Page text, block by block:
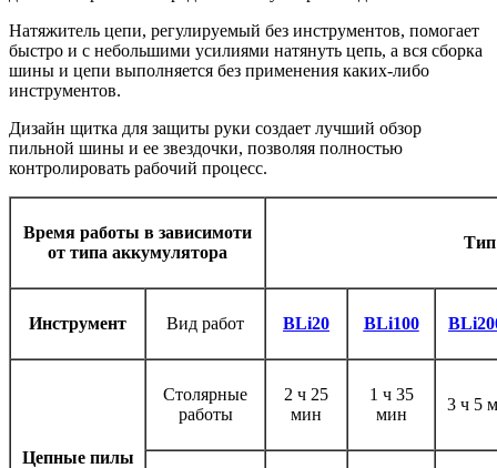
Натяжитель цепи, регулируемый без инструментов, помогает
быстро и с небольшими усилиями натянуть цепь, а вся сборка
шины и цепи выполняется без применения каких-либо
инструментов.
Дизайн щитка для защиты руки создает лучший обзор
пильной шины и ее звездочки, позволяя полностью
контролировать рабочий процесс.
Время работы в зависимоти
от типа аккумулятора
Тип
Инструмент Вид работ BLi20 BLi100
Цепные пилы
Столярные
работы
2 ч 25
мин
1 ч 35
мин
3 ч 5